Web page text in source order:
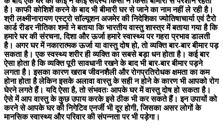
है। काफी कोशिशें करने के बाद भी बीमारी घर से जाने का नाम नहीं ले रही है।
श्री लक्ष्मीनारायण एस्ट्रो सॉल्यूशन अजमेर की निदेशिका ज्योतिषाचार्या एवं टैरो
कार्ड रीडर नीतिका शर्मा ने बताया कि भारतीय वास्तु शास्त्र में बताया गया है कि
हमारे घर की संरचना, दिशा और ऊर्जा हमारे स्वास्थ्य पर गहरा प्रभाव डालती
है। अगर घर में नकारात्मक ऊर्जा या वास्तु दोष हो, तो व्यक्ति बार-बार बीमार पड़
सकता है। एक स्वस्थ्य शरीर ही व्यक्ति का सबसे बड़ा धन होता है। कई बार
ऐसा होता है कि व्यक्ति पूरी सावधानी रखने के बाद भी बार-बार बीमार पड़ने
लगता है। इसका कारण खराब जीवनशैली और रोगप्रतिरोधक क्षमता का कम
होना होता है लेकिन इसके अलावा वास्तु के सही न होने के कारण भी आपको रोग
घेरने लगते हैं। यदि ऐसा है, तो संभवतः आपके घर में वास्तु दोष हो सकता है।
ऐसे में आप वास्तु के कुछ उपाय करके इसे ठीक भी कर सकते हैं। इन उपायों को
करने से आपके घर की निगेटिव एनर्जी भी दूर होगी, जिसका असर लोगों के
मानसिक स्वास्थ्य और परिवार की संपन्नता पर भी पड़ेगा।